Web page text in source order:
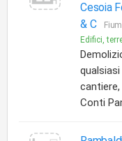
Cesoia
& C
Edifici,
Conti